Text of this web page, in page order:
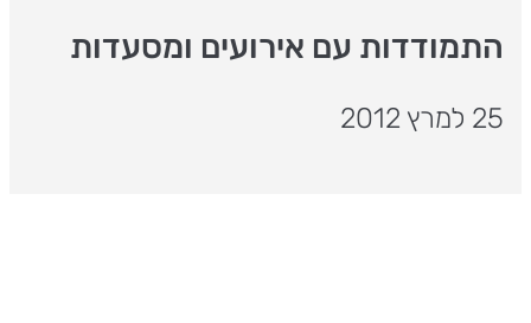
התמודדות עם אירועים ומסעדות
25 למרץ 2012